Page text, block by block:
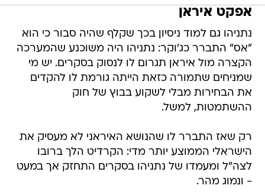
אפקט איראן
נתניהו גם למוד ניסיון בכך שקלף שהיה סבור כי הוא
"אס" התברר כג'וקר: נתניהו היה משוכנע שהמערכה
הקצרה מול איראן תגרום לו לנסוק בסקרים. יש מי
שמניחים שתמורה כזאת הייתה גורמת לו להקדים
את הבחירות מבלי לשקוע בבוץ של חוק
ההשתמטות, למשל.
רק שאז התברר לו שהנושא האיראני לא מעסיק את
הישראלי הממוצע יותר מדי: הקרדיט הלך ברובו
לצה"ל ומעמדו של נתניהו בסקרים התחזק אך במעט
- ונמוג מהר.